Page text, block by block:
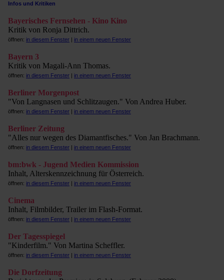
Infos und Kritiken
Bayerisches Fernsehen - Kino Kino
Kritik von Ronja Dittrich.
öffnen: in diesem Fenster | in einem neuen Fenster
Bayern 3
Kritik von Magali-Ann Thomas.
öffnen: in diesem Fenster | in einem neuen Fenster
Berliner Morgenpost
"Von Langnasen und Schlitzaugen." Von Andrea Huber.
öffnen: in diesem Fenster | in einem neuen Fenster
Berliner Zeitung
"Alles nur wegen des Diamantfisches." Von Jan Brachmann.
öffnen: in diesem Fenster | in einem neuen Fenster
bm:bwk - Jugend Medien Kommission
Inhalt, Alterskennzeichnung für Österreich.
öffnen: in diesem Fenster | in einem neuen Fenster
Cinema
Inhalt, Filmbilder, Trailer im Flash-Format.
öffnen: in diesem Fenster | in einem neuen Fenster
Der Tagesspiegel
"Kinderfilm." Von Martina Scheffler.
öffnen: in diesem Fenster | in einem neuen Fenster
Die Dorfzeitung